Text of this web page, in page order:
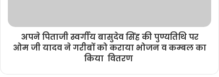
अपने पिताजी स्वर्गीय बासुदेव सिंह की पुण्यतिथि पर
ओम जी यादव ने गरीबों को कराया भोजन व कम्बल का
किया वितरण